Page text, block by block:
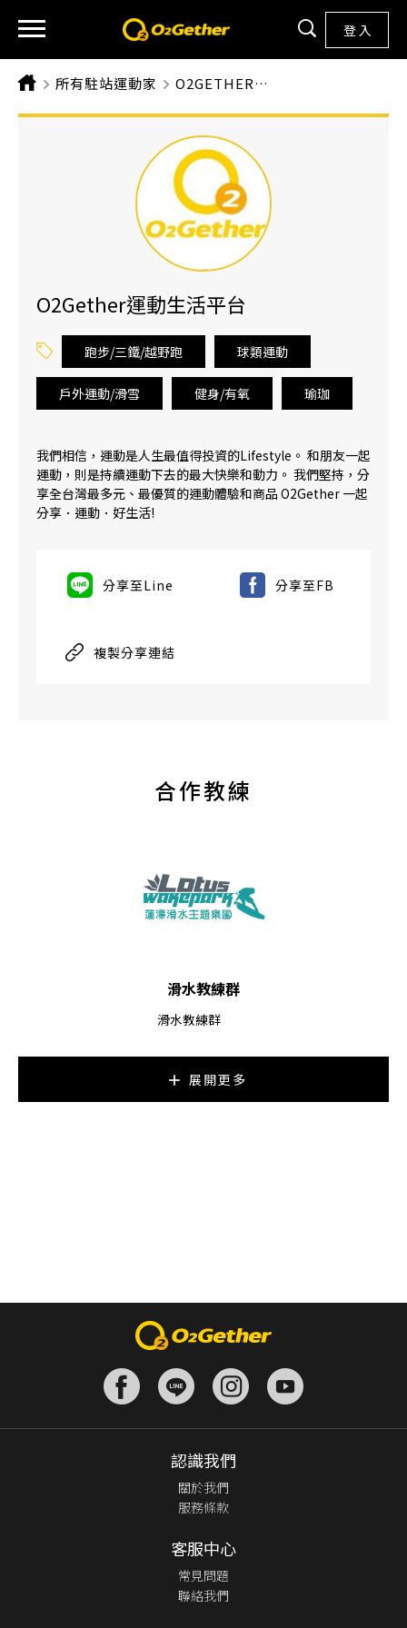
登 入
所有駐站運動家 CURRENT: O2GETHER運動生活平台
O2Gether運動生活平台
跑步/三鐵/越野跑 球類運動
戶外運動/滑雪 健身/有氧 瑜珈
我們相信，運動是人生最值得投資的Lifestyle。 和朋友一起
運動，則是持續運動下去的最大快樂和動力。 我們堅持，分
享全台灣最多元、最優質的運動體驗和商品 O2Gether 一起
分享．運動．好生活!
分享至Line 分享至FB
複製分享連結
合作教練
滑水教練群
滑水教練群
展開更多
認識我們
關於我們
服務條款
客服中心
常見問題
聯絡我們